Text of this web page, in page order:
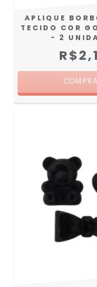
APLIQUE
TECIDO COR
- 2